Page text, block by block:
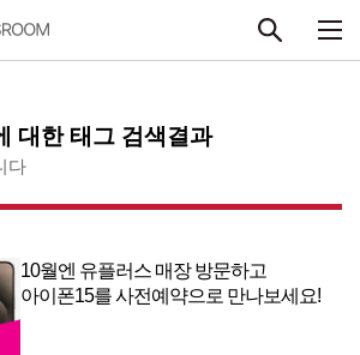
대한 태그 검색결과
다
10월엔 유플러스 매장 방문하고
아이폰15를 사전예약으로 만나보세요!